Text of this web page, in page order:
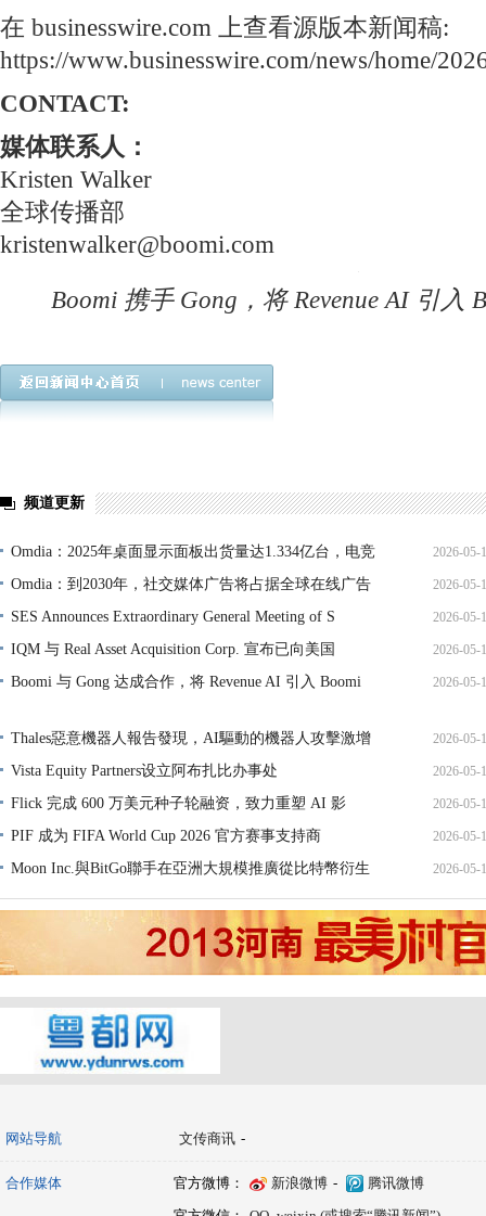
在 businesswire.com 上查看源版本新闻稿:
https://www.businesswire.com/news/home/
CONTACT:
媒体联系人：
Kristen Walker
全球传播部
kristenwalker@boomi.com
Boomi 携手 Gong，将 Revenue AI 引入
频道更新
Omdia：2025年桌面显示面板出货量达1.334亿台，电竞 2026-05-
Omdia：到2030年，社交媒体广告将占据全球在线广告 2026-05-
SES Announces Extraordinary General Meeting of S 2026-05-
IQM 与 Real Asset Acquisition Corp. 宣布已向美国 2026-05-
Boomi 与 Gong 达成合作，将 Revenue AI 引入 Boomi 2026-05-
Thales惡意機器人報告發現，AI驅動的機器人攻擊激增 2026-05-
Vista Equity Partners设立阿布扎比办事处 2026-05-
Flick 完成 600 万美元种子轮融资，致力重塑 AI 影 2026-05-
PIF 成为 FIFA World Cup 2026 官方赛事支持商 2026-05-
Moon Inc.與BitGo聯手在亞洲大規模推廣從比特幣衍生 2026-05-
网站导航 文传商讯 -
合作媒体 官方微博： 新浪微博 -
腾讯微博